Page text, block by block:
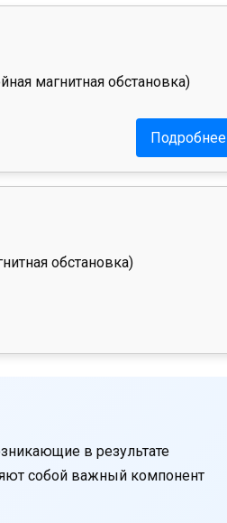
магнитная обстановка)
Подробнее
обстановка)
в результате
собой важный компонент